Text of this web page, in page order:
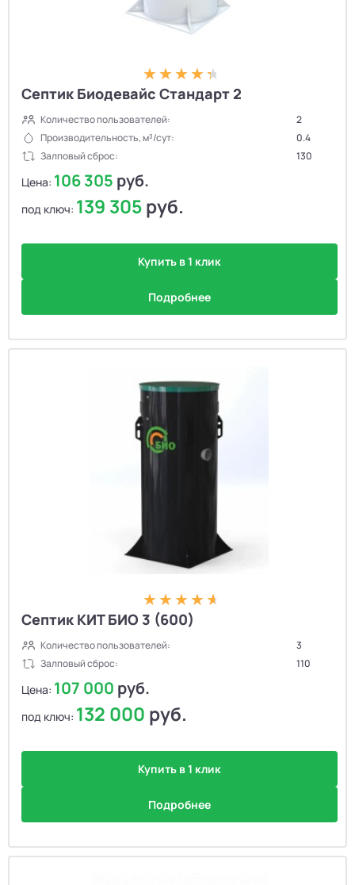
Септик Биодевайс Стандарт 2
Количество пользователей:
2
Производительность, м³/сут:
0.4
Залповый сброс:
130
Цена: 106 305 руб.
под ключ: 139 305руб.
Купить в 1 клик
Подробнее
Септик КИТ БИО 3 (600)
Количество пользователей:
3
Залповый сброс:
110
Цена: 107 000 руб.
под ключ: 132 000 руб.
Купить в 1 клик
Подробнее